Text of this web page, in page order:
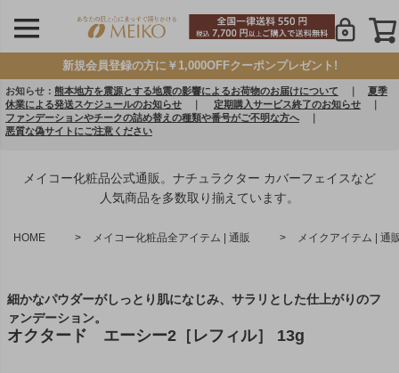
新規会員登録の方に￥1,000OFFクーポンプレゼント!
お知らせ： 熊本地方を震源とする地震の影響によるお荷物のお届けについて ｜ 夏季
休業による発送スケジュールのお知らせ ｜ 定期購入サービス終了のお知らせ ｜
ファンデーションやチークの詰め替えの種類や番号がご不明な方へ ｜
悪質な偽サイトにご注意ください
メイコー化粧品公式通販。ナチュラクター カバーフェイスなど
人気商品を多数取り揃えています。
HOME メイコー化粧品全アイテム | 通販 メイクアイテム | 通
細かなパウダーがしっとり肌になじみ、サラリとした仕上がりのフ
ァンデーション。
オクタード エーシー2［レフィル］ 13g